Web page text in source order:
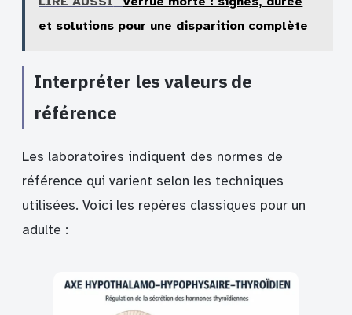
et solutions pour une disparition complète
Interpréter les valeurs de
référence
Les laboratoires indiquent des normes de
référence qui varient selon les techniques
utilisées. Voici les repères classiques pour un
adulte :